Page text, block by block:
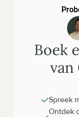
Boek
van
Spreek
Ontdek